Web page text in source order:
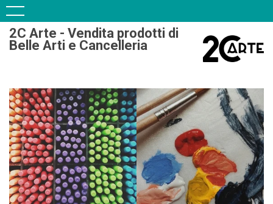
2C Arte - Vendita prodotti di
Belle Arti e Cancelleria